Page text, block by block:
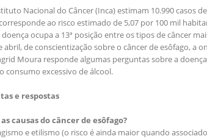
Nacional do Câncer (Inca) estimam 10.990 casos
ao risco estimado de 5,07 por 100 mil
ocupa a 13ª posição entre os tipos de câncer
abril, de conscientização sobre o câncer de esôfago, a
Moura responde algumas perguntas sobre a
consumo excessivo de álcool.
e respostas
as causas do câncer de esôfago?
e etilismo (o risco é ainda maior quando